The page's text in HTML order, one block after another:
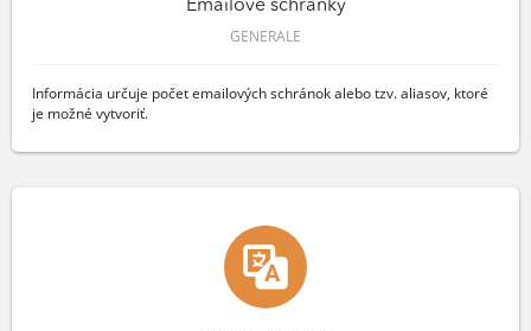
Emailové schránky
GENERALE
Informácia určuje počet emailových schránok alebo tzv. aliasov, ktoré
je možné vytvoriť.